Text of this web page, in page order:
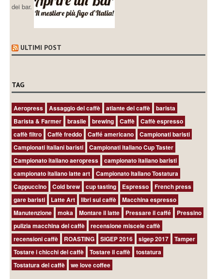
dei bar.
ULTIMI POST
TAG
Aeropress Assaggio del caffè atlante del caffè
barista
Barista & Farmer
brasile brewing Caffè
Caffè espresso
caffè filtro
Caffè freddo Caffé americano
Campionati baristi
Campionati italiani baristi
Campionati italiano Cup Taster
Campionato italiano aeropress
campionato italiano baristi
campionato italiano latte art
Campionato Italiano Tostatura
Cappuccino
Cold brew cup tasting Espresso
French press
gare baristi
Latte Art libri sul caffè
Macchina espresso
Manutenzione
moka Montare il latte Pressare il caffé
Pressino
pulizia macchina del caffè
recensione miscele caffè
recensioni caffè
ROASTING SIGEP 2016 sigep 2017
Tamper
Tostare i chicchi del caffè
Tostare il caffè
tostatura
Tostatura del caffè
we love coffee